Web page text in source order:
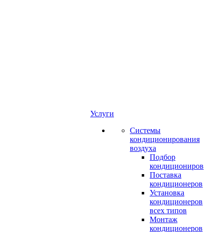
Услуги
Системы
кондиционирования
воздуха
Подбор
кондициониров
Поставка
кондиционеров
Установка
кондиционеров
всех типов
Монтаж
кондиционеров